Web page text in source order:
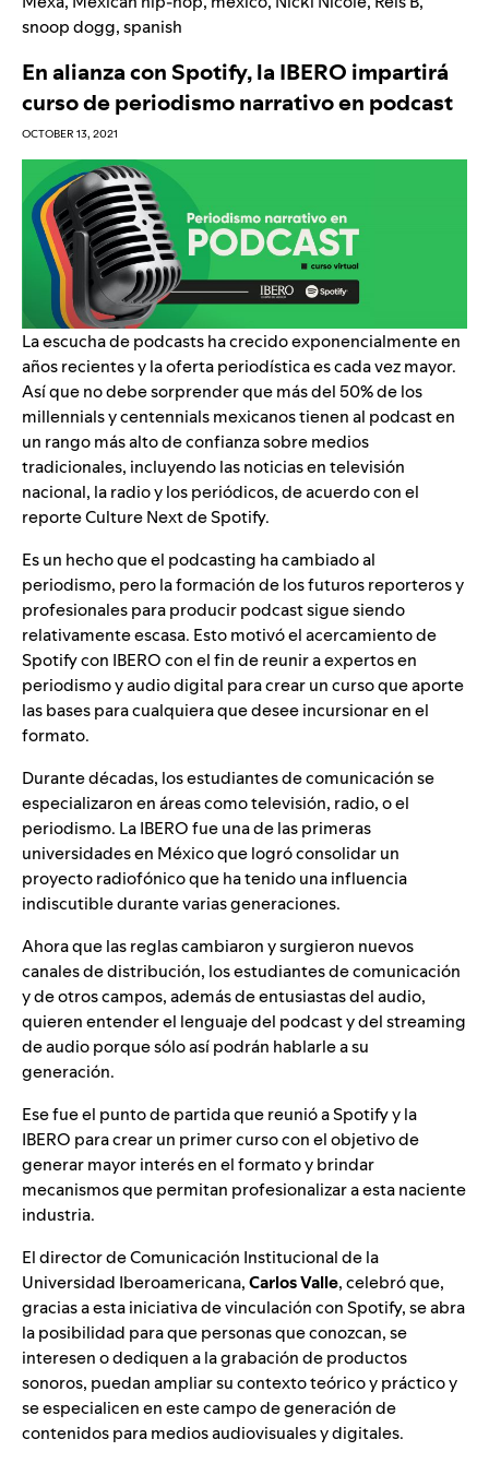
snoop dogg,spanish
En alianza con Spotify, la IBERO impartirá
curso de periodismo narrativo en podcast
OCTOBER 13, 2021
La escucha de podcasts ha crecido exponencialmente en
años recientes y la oferta periodística es cada vez mayor.
Así que no debe sorprender que más del 50% de los
millennials y centennials mexicanos tienen al podcast en
un rango más alto de confianza sobre medios
tradicionales, incluyendo las noticias en televisión
nacional, la radio y los periódicos, de acuerdo con el
reporteCulture Nextde Spotify.
Es un hecho que el podcasting ha cambiado al
periodismo, pero la formación de los futuros reporteros y
profesionales para producir podcast sigue siendo
relativamente escasa. Esto motivó el acercamiento de
Spotify con IBERO con el fin de reunir a expertos en
periodismo y audio digital para crear un curso que aporte
las bases para cualquiera que desee incursionar en el
formato.
Durante décadas, los estudiantes de comunicación se
especializaron en áreas como televisión, radio, o el
periodismo. La IBERO fue una de las primeras
universidades en México que logró consolidar un
proyecto radiofónico que ha tenido una influencia
indiscutible durante varias generaciones.
Ahora que las reglas cambiaron y surgieron nuevos
canales de distribución, los estudiantes de comunicación
y de otros campos, además de entusiastas del audio,
quieren entender el lenguaje del podcast y del streaming
de audio porque sólo así podrán hablarle a su
generación.
Ese fue el punto de partida que reunió a Spotify y la
IBERO para crear un primer curso con el objetivo de
generar mayor interés en el formato y brindar
mecanismos que permitan profesionalizar a esta naciente
industria.
El director de Comunicación Institucional de la
Universidad Iberoamericana,CarlosValle, celebró que,
gracias a esta iniciativa de vinculación con Spotify, se abra
la posibilidad para que personas que conozcan, se
interesen o dediquen a la grabación de productos
sonoros, puedan ampliar su contexto teórico y práctico y
se especialicen en este campo de generación de
contenidos para medios audiovisuales y digitales.